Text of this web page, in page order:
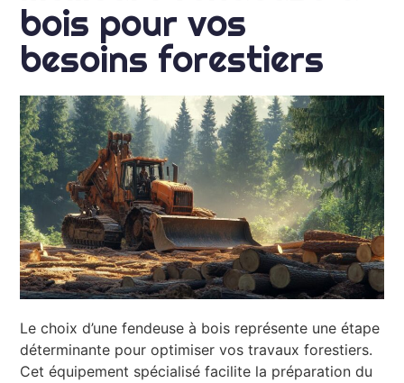
bois pour vos
besoins forestiers
Le choix d’une fendeuse à bois représente une étape
déterminante pour optimiser vos travaux forestiers.
Cet équipement spécialisé facilite la préparation du